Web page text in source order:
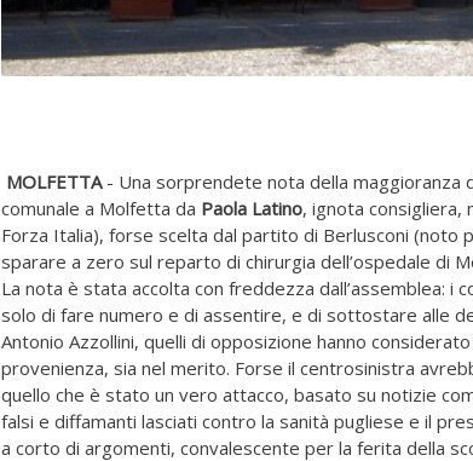
MOLFETTA- Una sorprendete nota della maggioranza
comunale a Molfetta da Paola Latino, ignota consigliera,
Forza Italia), forse scelta dal partito di Berlusconi (noto
sparare a zero sul reparto di chirurgia dell’ospedale di
La nota è stata accolta con freddezza dall’assemblea: i
solo di fare numero e di assentire, e di sottostare alle
Antonio Azzollini, quelli di opposizione hanno
provenienza, sia nel merito. Forse il centrosinistra
quello che è stato un vero attacco, basato su notizie
falsi e diffamanti lasciati contro la sanità pugliese e il
a corto di argomenti, convalescente per la ferita della